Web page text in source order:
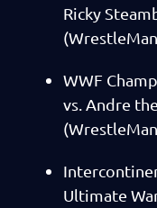
Ricky
WWF
vs. Andre
Ultimate